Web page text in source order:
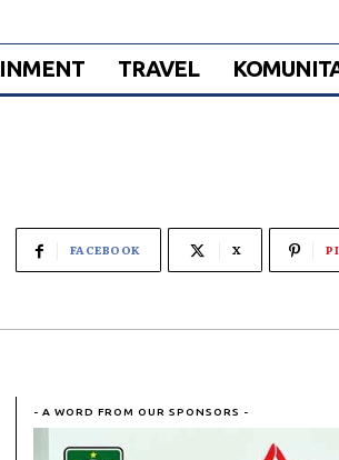
TRAVEL
FACEBOOK X
- A WORD FROM OUR SPONSORS -